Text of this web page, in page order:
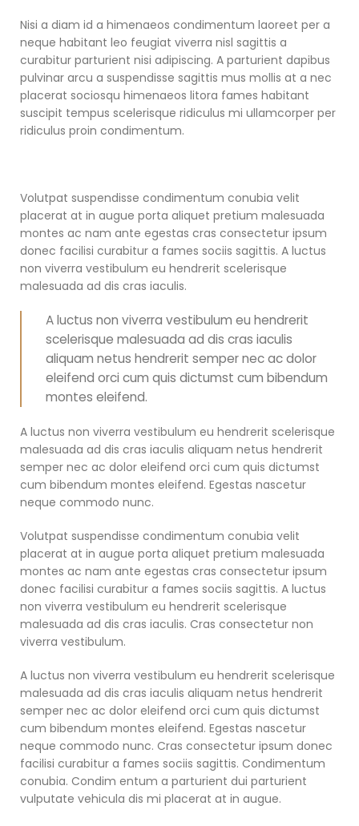
Nisi a diam id a himenaeos condimentum laoreet per a
neque habitant leo feugiat viverra nisl sagittis a
curabitur parturient nisi adipiscing. A parturient dapibus
pulvinar arcu a suspendisse sagittis mus mollis at a nec
placerat sociosqu himenaeos litora fames habitant
suscipit tempus scelerisque ridiculus mi ullamcorper per
ridiculus proin condimentum.
Volutpat suspendisse condimentum conubia velit
placerat at in augue porta aliquet pretium malesuada
montes ac nam ante egestas cras consectetur ipsum
donec facilisi curabitur a fames sociis sagittis. A luctus
non viverra vestibulum eu hendrerit scelerisque
malesuada ad dis cras iaculis.
A luctus non viverra vestibulum eu hendrerit
scelerisque malesuada ad dis cras iaculis
aliquam netus hendrerit semper nec ac dolor
eleifend orci cum quis dictumst cum bibendum
montes eleifend.
A luctus non viverra vestibulum eu hendrerit scelerisque
malesuada ad dis cras iaculis aliquam netus hendrerit
semper nec ac dolor eleifend orci cum quis dictumst
cum bibendum montes eleifend. Egestas nascetur
neque commodo nunc.
Volutpat suspendisse condimentum conubia velit
placerat at in augue porta aliquet pretium malesuada
montes ac nam ante egestas cras consectetur ipsum
donec facilisi curabitur a fames sociis sagittis. A luctus
non viverra vestibulum eu hendrerit scelerisque
malesuada ad dis cras iaculis. Cras consectetur non
viverra vestibulum.
A luctus non viverra vestibulum eu hendrerit scelerisque
malesuada ad dis cras iaculis aliquam netus hendrerit
semper nec ac dolor eleifend orci cum quis dictumst
cum bibendum montes eleifend. Egestas nascetur
neque commodo nunc. Cras consectetur ipsum donec
facilisi curabitur a fames sociis sagittis. Condimentum
conubia. Condim entum a parturient dui parturient
vulputate vehicula dis mi placerat at in augue.